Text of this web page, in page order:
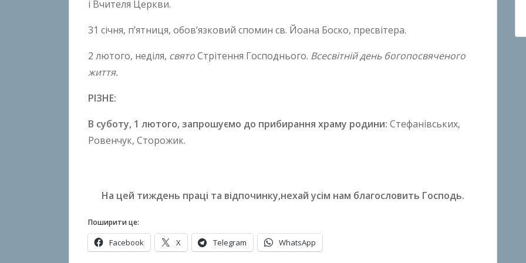
і Вчителя Церкви.
31 січня, п’ятниця, обов’язковий спомин св. Йоана Боско, пресвітера.
2 лютого, неділя, святоСтрітення Господнього. Всесвітній день богопосвяченого
життя.
РІЗНЕ:
В суботу, 1 лютого, запрошуємо до прибирання храму родини: Стефанівських,
Ровенчук, Сторожик.
На цей тиждень праці та відпочинку,нехай усім нам благословить Господь.
Поширити це:
Facebook X Telegram WhatsApp